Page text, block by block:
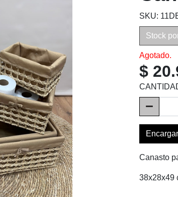
SKU:
Stock
Agotado.
$
Encargar
Canasto
38x28x49